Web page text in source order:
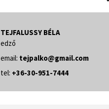
TEJFALUSSY BÉLA
edző
email: tejpalko@gmail.com
tel: +36-30-951-7444